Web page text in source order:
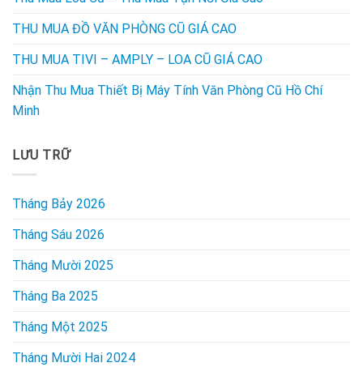
THU MUA ĐỒ VĂN PHÒNG CŨ GIÁ CAO
THU MUA TIVI – AMPLY – LOA CŨ GIÁ CAO
Nhận Thu Mua Thiết Bị Máy Tính Văn Phòng Cũ Hồ Chí
Minh
LƯU TRỮ
Tháng Bảy 2026
Tháng Sáu 2026
Tháng Mười 2025
Tháng Ba 2025
Tháng Một 2025
Tháng Mười Hai 2024